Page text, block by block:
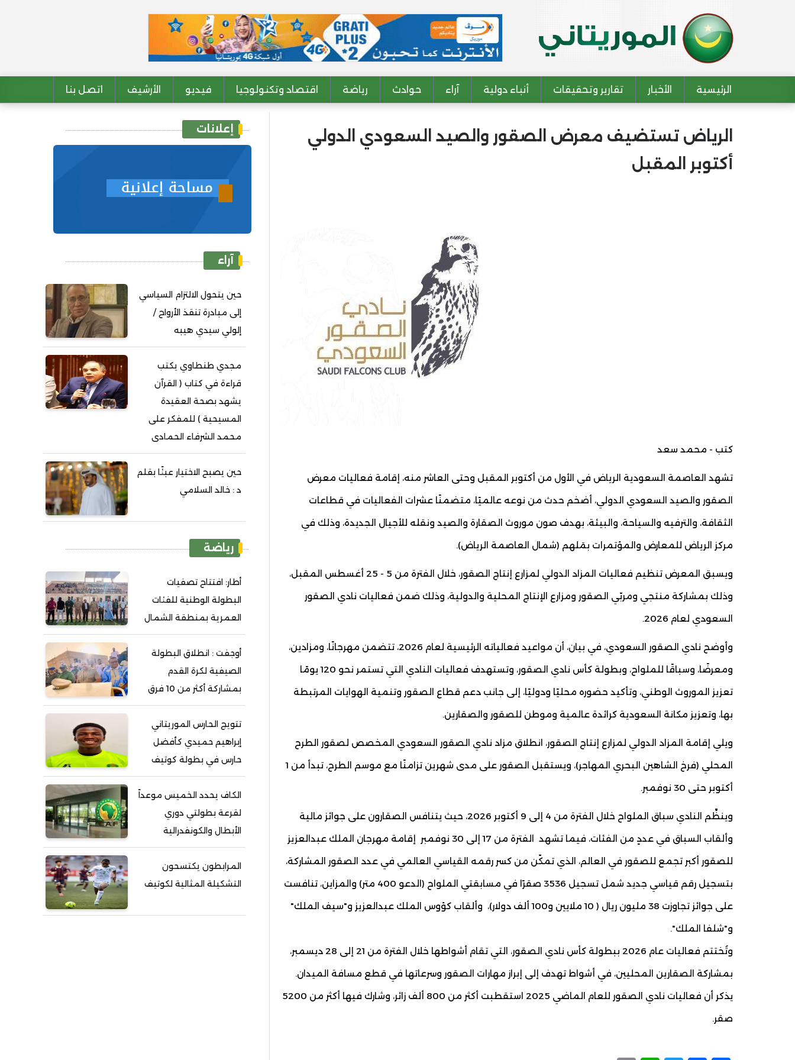
Main navigation
الرئيسية الأخبار تقارير وتحقيقات أنباء دولية آراء حوادث رياضة اقتصاد وتكنولوجيا فيديو الأرشيف اتصل بنا
الرياض تستضيف معرض الصقور والصيد السعودي الدولي
أكتوبر المقبل
كتب - محمد سعد
تشهد العاصمة السعودية الرياض في الأول من أكتوبر المقبل وحتى العاشر منه، إقامة فعاليات معرض
الصقور والصيد السعودي الدولي، أضخم حدث من نوعه عالميًا، متضمنًا عشرات الفعاليات في قطاعات
الثقافة، والترفيه والسياحة، والبيئة، بهدف صون موروث الصقارة والصيد ونقله للأجيال الجديدة، وذلك في
مركز الرياض للمعارض والمؤتمرات بمَلهم (شمال العاصمة الرياض).
ويسبق المعرض تنظيم فعاليات المزاد الدولي لمزارع إنتاج الصقور، خلال الفترة من 5 - 25 أغسطس المقبل،
وذلك بمشاركة منتجي ومربّي الصقور ومزارع الإنتاج المحلية والدولية، وذلك ضمن فعاليات نادي الصقور
السعودي لعام 2026.
وأوضح نادي الصقور السعودي، في بيان، أن مواعيد فعالياته الرئيسية لعام 2026، تتضمن مهرجانًا، ومزادين،
ومعرضًا، وسباقًا للملواح، وبطولة كأس نادي الصقور، وتستهدف فعاليات النادي التي تستمر نحو 120 يومًا
تعزيز الموروث الوطني، وتأكيد حضوره محليًا ودوليًا، إلى جانب دعم قطاع الصقور وتنمية الهوايات المرتبطة
بها، وتعزيز مكانة السعودية كرائدة عالمية وموطن للصقور والصقارين.
ويلي إقامة المزاد الدولي لمزارع إنتاج الصقور، انطلاق مزاد نادي الصقور السعودي المخصص لصقور الطرح
المحلي (فرخ الشاهين البحري المهاجر)، ويستقبل الصقور على مدى شهرين تزامنًا مع موسم الطرح، تبدأ من 1
أكتوبر حتى 30 نوفمبر.
وينظِّم النادي سباق الملواح خلال الفترة من 4 إلى 9 أكتوبر 2026، حيث يتنافس الصقارون على جوائز مالية
وألقاب السباق في عددٍ من الفئات، فيما تشهد الفترة من 17 إلى 30 نوفمبر إقامة مهرجان الملك عبدالعزيز
للصقور أكبر تجمع للصقور في العالم، الذي تمكّن من كسر رقمه القياسي العالمي في عدد الصقور المشاركة،
بتسجيل رقم قياسي جديد شمل تسجيل 3536 صقرًا في مسابقتي الملواح (الدعو 400 متر) والمزاين، تنافست
على جوائز تجاوزت 38 مليون ريال ( 10 ملايين و100 ألف دولار)، وألقاب كؤوس الملك عبدالعزيز و"سيف الملك"
و"شلفا الملك".
وتُختتم فعاليات عام 2026 ببطولة كأس نادي الصقور، التي تقام أشواطها خلال الفترة من 21 إلى 28 ديسمبر،
بمشاركة الصقارين المحليين، في أشواط تهدف إلى إبراز مهارات الصقور وسرعاتها في قطع مسافة الميدان.
يذكر أن فعاليات نادي الصقور للعام الماضي 2025 استقطبت أكثر من 800 ألف زائر، وشارك فيها أكثر من 5200
صقر.
إعلانات
آراء
حين يتحول الالتزام السياسي
إلى مبادرة تنقذ الأرواح /
إلولي سيدي هيبه
مجدي طنطاوي يكتب
قراءة في كتاب ( القرآن
يشهد بصحة العقيدة
المسيحية ) للمفكر على
محمد الشرفاء الحمادى
حين يصبح الاختيار عبئًا بقلم
د : خالد السلامي
رياضة
أطار: افتتاح تصفيات
البطولة الوطنية للفئات
العمرية بمنطقة الشمال
أوجفت : انطلاق البطولة
الصيفية لكرة القدم
بمشاركة أكثر من 10 فرق
تتويج الحارس الموريتاني
إبراهيم حميدي كأفضل
حارس في بطولة كوتيف
الكاف يحدد الخميس موعداً
لقرعة بطولتي دوري
الأبطال والكونفدرالية
المرابطون يكتسحون
التشكيلة المثالية لكوتيف